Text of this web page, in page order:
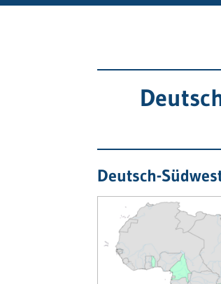
Deutsch-